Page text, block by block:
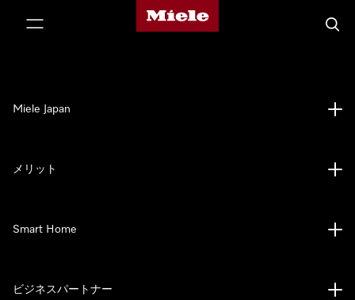
Mieleのホームページ
検索
Miele Japan
メリット
Smart Home
ビジネスパートナー